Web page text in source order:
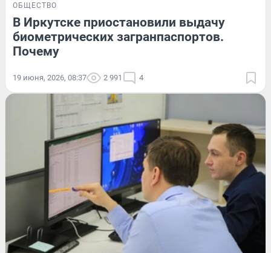
ОБЩЕСТВО
В Иркутске приостановили выдачу
биометрических загранпаспортов.
Почему
19 июня, 2026, 08:37 2 991 4